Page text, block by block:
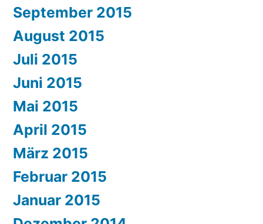
September 2015
August 2015
Juli 2015
Juni 2015
Mai 2015
April 2015
März 2015
Februar 2015
Januar 2015